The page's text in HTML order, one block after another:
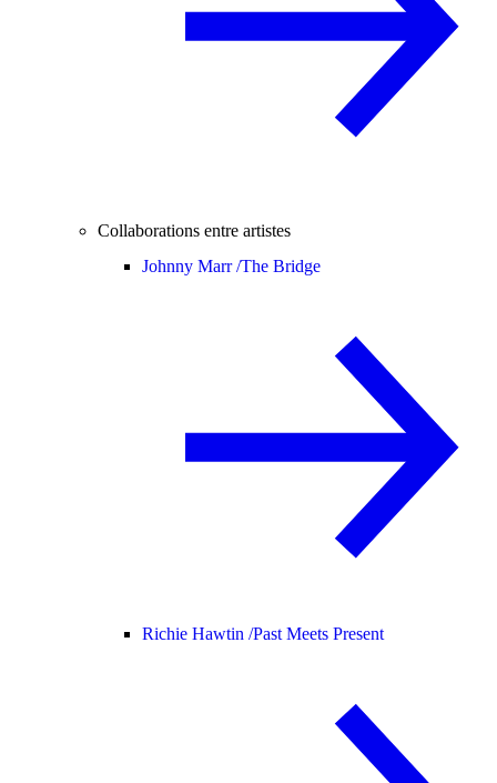
Collaborations entre artistes
Johnny Marr /The Bridge
Richie Hawtin /Past Meets Present